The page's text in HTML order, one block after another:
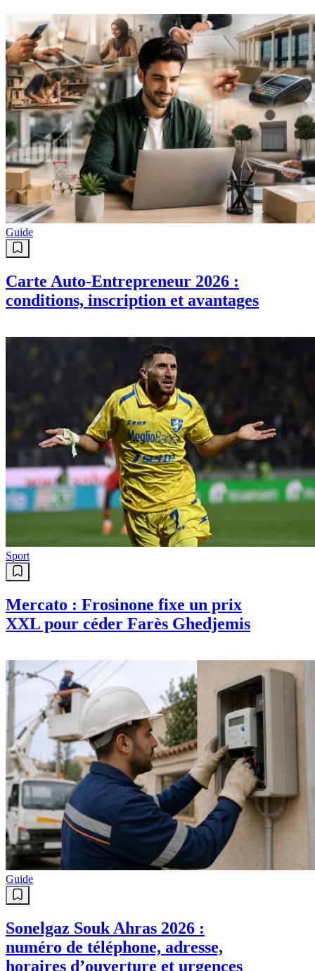
Guide
Carte Auto-Entrepreneur 2026 :
conditions, inscription et avantages
Sport
Mercato : Frosinone fixe un prix
XXL pour céder Farès Ghedjemis
Guide
Sonelgaz Souk Ahras 2026 :
numéro de téléphone, adresse,
horaires d’ouverture et urgences